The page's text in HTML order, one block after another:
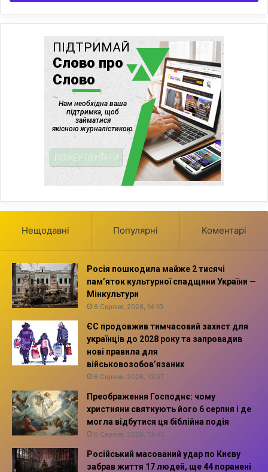
Нещодавні Популярні Коментарі
Росія пошкодила майже 2 тисячі
пам’яток культурної спадщини України —
Мінкультури
6 Серпня, 2026, 14:10
ЄС продовжив тимчасовий захист для
українців до 2028 року та запровадив
нові правила для
військовозобов’язаних
6 Серпня, 2026, 13:57
Преображення Господнє: чому
християни святкують його 6 серпня і де
могла відбутися ця біблійна подія
6 Серпня, 2026, 13:42
Російський масований удар по Києву
забрав життя 17 людей, ще 44 поранені